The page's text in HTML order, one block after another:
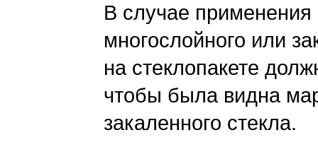
В случае применения
многослойного или
на стеклопакете
чтобы была видна
закаленного стекла.